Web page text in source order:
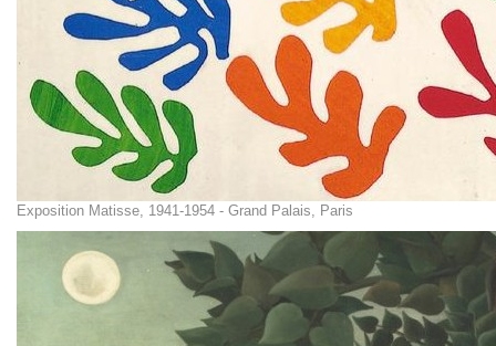
Exposition Matisse, 1941-1954 - Grand Palais, Paris